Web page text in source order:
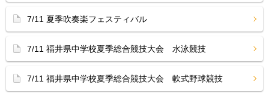
7/11 夏季吹奏楽フェスティバル
7/11 福井県中学校夏季総合競技大会 水泳競技
7/11 福井県中学校夏季総合競技大会 軟式野球競技